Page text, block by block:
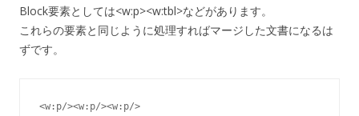
Block要素としては<w:p><w:tbl>などがあります。
これらの要素と同じように処理すればマージした文書になるは
ずです。
<w:p/><w:p/><w:p/>